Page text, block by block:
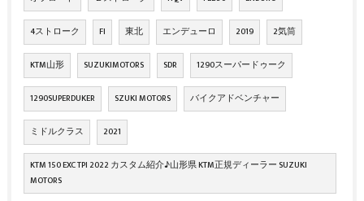
4ストローク FI 東北 エンデューロ 2019 2気筒
KTM山形 SUZUKIMOTORS SDR 1290スーパードゥーク
1290SUPERDUKER SZUKI MOTORS バイクアドベンチャー
ミドルクラス 2021
KTM 150 EXC TPI 2022 カスタム紹介♪山形県 KTM正規ディーラー SUZUKI
MOTORS